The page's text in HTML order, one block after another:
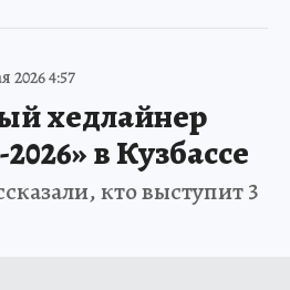
2026 4:57
хедлайнер
в Кузбассе
кто выступит 3